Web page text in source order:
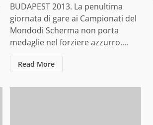
BUDAPEST 2013. La penultima
giornata di gare ai Campionati del
Mondodi Scherma non porta
medaglie nel forziere azzurro....
Read More